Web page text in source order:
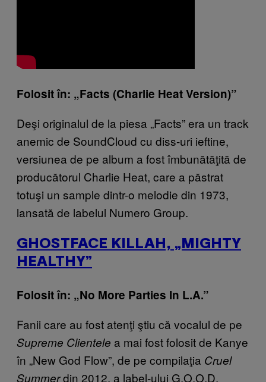
Folosit în: „Facts (Charlie Heat Version)”
Deşi originalul de la piesa „Facts” era un track
anemic de SoundCloud cu diss-uri ieftine,
versiunea de pe album a fost îmbunătăţită de
producătorul Charlie Heat, care a păstrat
totuşi un sample dintr-o melodie din 1973,
lansată de labelul Numero Group.
GHOSTFACE KILLAH, „MIGHTY
HEALTHY”
Folosit în: „No More Parties In L.A.”
Fanii care au fost atenţi ştiu că vocalul de pe
Supreme Clientele a mai fost folosit de Kanye
în „New God Flow”, de pe compilaţia Cruel
Summerdin 2012, a label-ului G.O.O.D.